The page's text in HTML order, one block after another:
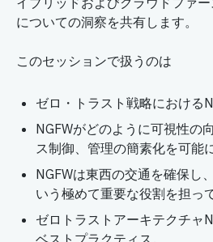
についての洞察を共有します。
このセッションで扱うのは
ゼロ・トラスト戦略における
NGFWがどのように可視性の
ス制御、管理の簡素化を可能
NGFWは東西の交通を確保し
いう極めて重要な役割を担っ
ゼロトラストアーキテクチャ
ベストプラクティス。